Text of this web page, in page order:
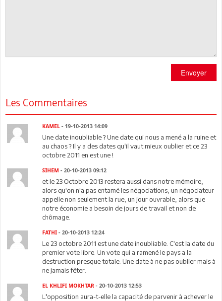
Envoyer
Les Commentaires
KAMEL - 19-10-2013 14:09
Une date inoubliable ? Une date qui nous a mené a la ruine et
au chaos ? Il y a des dates qu'il vaut mieux oublier et ce 23
octobre 2011 en est une !
SIHEM - 20-10-2013 09:12
et le 23 Octobre 2013 restera aussi dans notre mémoire,
alors qu'on n'a pas entamé les négociations, un négociateur
appelle non seulement la rue, un jour ouvrable, alors que
notre économie a besoin de jours de travail et non de
chômage.
FATHI - 20-10-2013 12:24
Le 23 octobre 2011 est une date inoubliable. C'est la date du
premier vote libre. Un vote qui a ramené le pays a la
destruction presque totale. Une date à ne pas oublier mais à
ne jamais fêter.
EL KHLIFI MOKHTAR - 20-10-2013 12:53
L'opposition aura-t-elle la capacité de parvenir à achever le